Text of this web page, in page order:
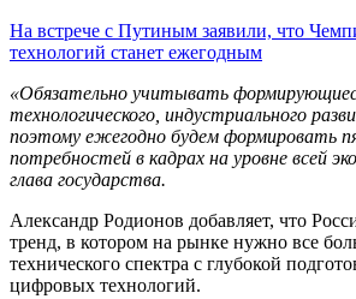
На встрече с Путиным заявили, что
технологий станет ежегодным
«Обязательно учитывать
технологического, индустриального
поэтому ежегодно будем формировать
потребностей в кадрах на уровне всей
глава государства.
Александр Родионов добавляет, что
тренд, в котором на рынке нужно все
технического спектра с глубокой
цифровых технологий.